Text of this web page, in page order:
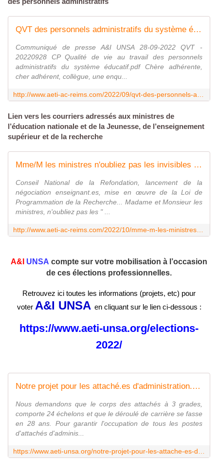
QVT des personnels administratifs du système éducatif : des ministres à l'écoute pour un budget 2023 à l'épreuve des faits - Syndicat AetI-UNSA Académie Reims
Communiqué de presse A&I UNSA 28-09-2022 QVT -
20220928 CP Qualité de vie au travail des personnels
administratifs du système éducatif.pdf Chère adhérente,
cher adhérent, collègue, une enqu...
Lien vers les courriers adressés aux ministres de
l’éducation nationale et de la Jeunesse, de l’enseignement
supérieur et de la recherche
Mme/M les ministres n'oubliez pas les invisibles - Syndicat AetI-UNSA Académie Reims
Conseil National de la Refondation, lancement de la
négociation enseignant.es, mise en œuvre de la Loi de
Programmation de la Recherche... Madame et Monsieur les
ministres, n'oubliez pas les " ...
A&I UNSA compte sur votre mobilisation à l’occasion
de ces élections professionnelles.
Retrouvez ici toutes les informations (projets, etc) pour
voter A&I UNSA en cliquant sur le lien ci-dessous :
https://www.aeti-unsa.org/elections-
2022/
Notre projet pour les attaché.es d'administration. - A&I UNSA
Nous demandons que le corps des attachés à 3 grades,
comporte 24 échelons et que le déroulé de carrière se fasse
en 28 ans. Pour garantir l'occupation de tous les postes
d'attachés d'adminis...